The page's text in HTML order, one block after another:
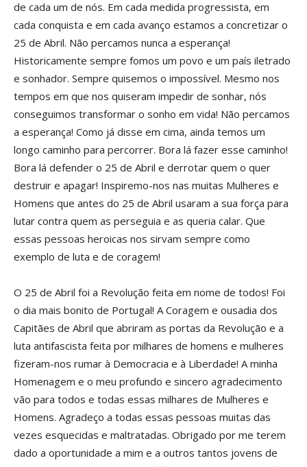
de cada um de nós. Em cada medida progressista, em
cada conquista e em cada avanço estamos a concretizar o
25 de Abril. Não percamos nunca a esperança!
Historicamente sempre fomos um povo e um país iletrado
e sonhador. Sempre quisemos o impossível. Mesmo nos
tempos em que nos quiseram impedir de sonhar, nós
conseguimos transformar o sonho em vida! Não percamos
a esperança! Como já disse em cima, ainda temos um
longo caminho para percorrer. Bora lá fazer esse caminho!
Bora lá defender o 25 de Abril e derrotar quem o quer
destruir e apagar! Inspiremo-nos nas muitas Mulheres e
Homens que antes do 25 de Abril usaram a sua força para
lutar contra quem as perseguia e as queria calar. Que
essas pessoas heroicas nos sirvam sempre como
exemplo de luta e de coragem!
O 25 de Abril foi a Revolução feita em nome de todos! Foi
o dia mais bonito de Portugal! A Coragem e ousadia dos
Capitães de Abril que abriram as portas da Revolução e a
luta antifascista feita por milhares de homens e mulheres
fizeram-nos rumar à Democracia e à Liberdade! A minha
Homenagem e o meu profundo e sincero agradecimento
vão para todos e todas essas milhares de Mulheres e
Homens. Agradeço a todas essas pessoas muitas das
vezes esquecidas e maltratadas. Obrigado por me terem
dado a oportunidade a mim e a outros tantos jovens de